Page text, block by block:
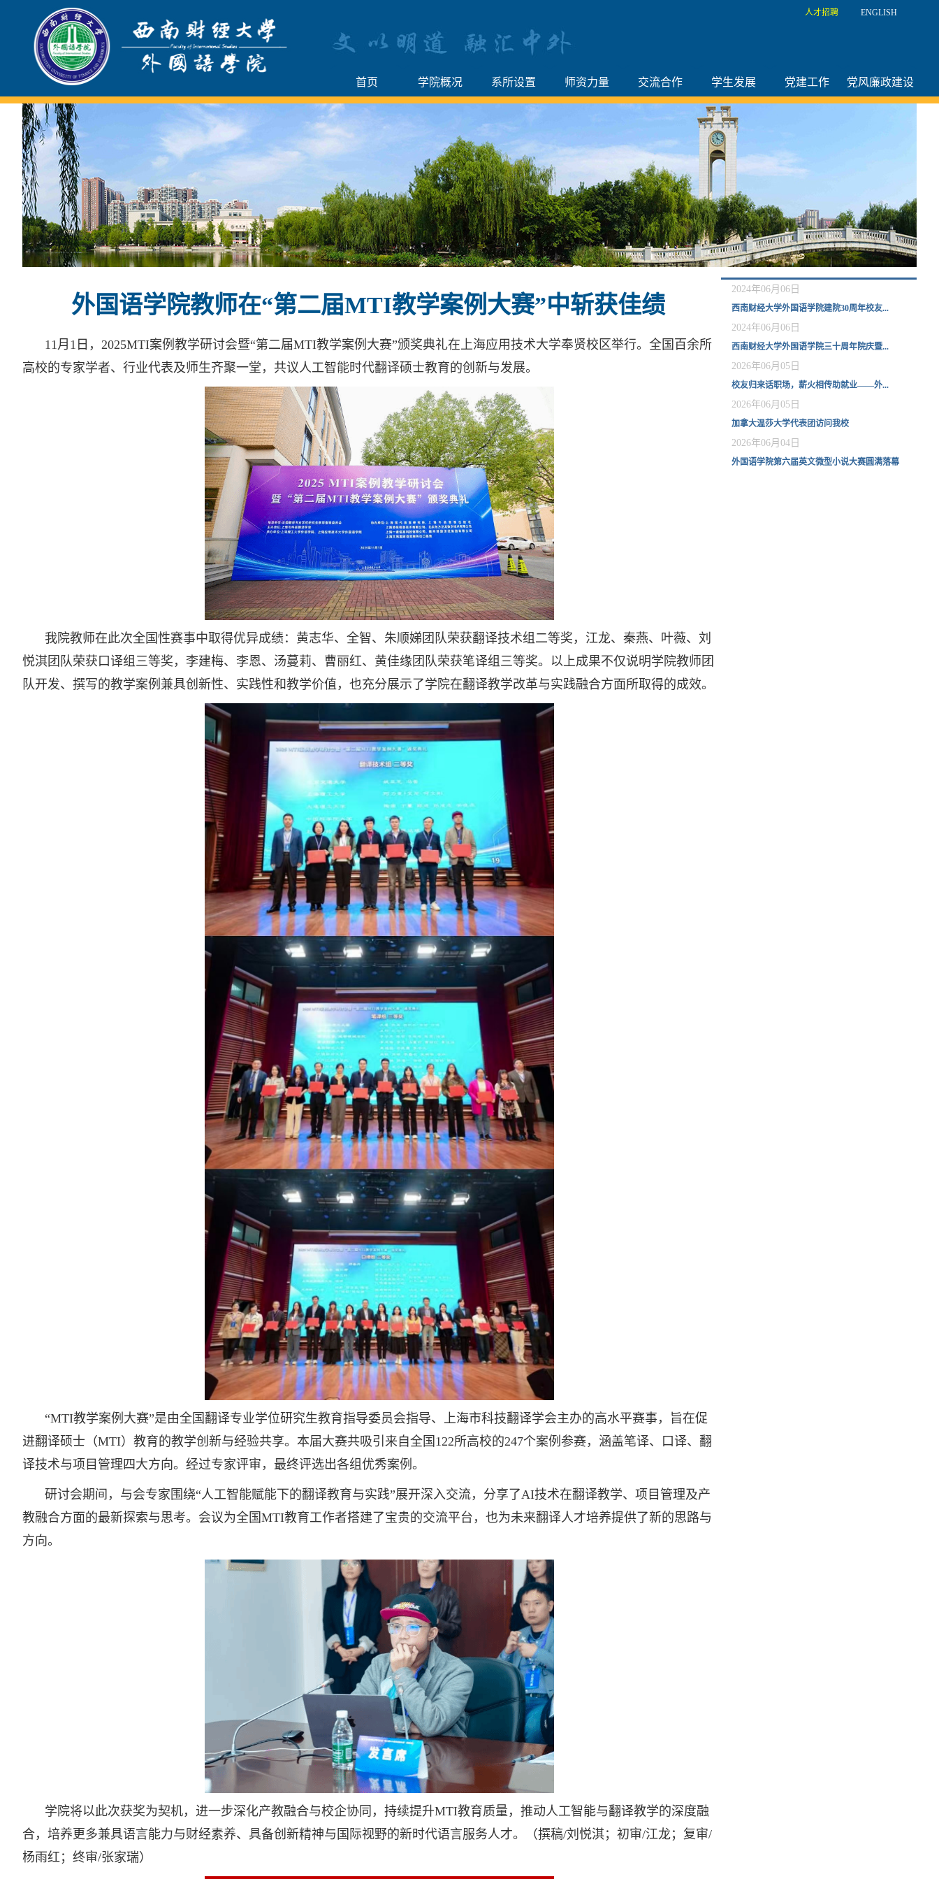
ENGLISH
人才招聘
首页 学院概况 系所设置 师资力量 交流合作 学生发展 党建工作 党风廉政建设
外国语学院教师在“第二届MTI教学案例大赛”中斩获佳绩
11月1日，2025MTI案例教学研讨会暨“第二届MTI教学案例大赛”颁奖典礼在上海应用技术大学奉贤校区举行。全国百余所
高校的专家学者、行业代表及师生齐聚一堂，共议人工智能时代翻译硕士教育的创新与发展。
我院教师在此次全国性赛事中取得优异成绩：黄志华、全智、朱顺娣团队荣获翻译技术组二等奖，江龙、秦燕、叶薇、刘
悦淇团队荣获口译组三等奖，李建梅、李恩、汤蔓莉、曹丽红、黄佳缘团队荣获笔译组三等奖。以上成果不仅说明学院教师团
队开发、撰写的教学案例兼具创新性、实践性和教学价值，也充分展示了学院在翻译教学改革与实践融合方面所取得的成效。
“MTI教学案例大赛”是由全国翻译专业学位研究生教育指导委员会指导、上海市科技翻译学会主办的高水平赛事，旨在促
进翻译硕士（MTI）教育的教学创新与经验共享。本届大赛共吸引来自全国122所高校的247个案例参赛，涵盖笔译、口译、翻
译技术与项目管理四大方向。经过专家评审，最终评选出各组优秀案例。
研讨会期间，与会专家围绕“人工智能赋能下的翻译教育与实践”展开深入交流，分享了AI技术在翻译教学、项目管理及产
教融合方面的最新探索与思考。会议为全国MTI教育工作者搭建了宝贵的交流平台，也为未来翻译人才培养提供了新的思路与
方向。
学院将以此次获奖为契机，进一步深化产教融合与校企协同，持续提升MTI教育质量，推动人工智能与翻译教学的深度融
合，培养更多兼具语言能力与财经素养、具备创新精神与国际视野的新时代语言服务人才。（撰稿/刘悦淇；初审/江龙；复审/
杨雨红；终审/张家瑞）
2024年06月06日
西南财经大学外国语学院建院30周年校友...
2024年06月06日
西南财经大学外国语学院三十周年院庆暨...
2026年06月05日
校友归来话职场，薪火相传助就业——外...
2026年06月05日
加拿大温莎大学代表团访问我校
2026年06月04日
外国语学院第六届英文微型小说大赛圆满落幕